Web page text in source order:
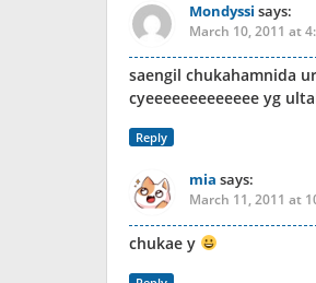
Mondyssi says:
March 10, 2011 at
saengil chukahamnida
cyeeeeeeeeeeeee yg
Reply
mia says:
March 11, 2011 at
chukae y